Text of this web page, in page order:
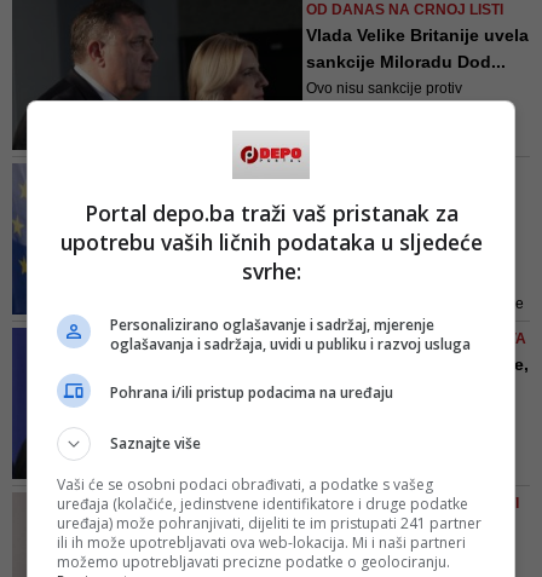
Države (SAD) uvele sankcije
zbog toga što je kao “odgovorna
ili saučesnica direktno ili
OD DANAS NA CRNOJ LISTI
Vlada Velike Britanije uvela
sankcije Miloradu Dod...
Ovo nisu sankcije protiv
svojim funkcijama - navodi se u
saopštenju
sankcija Putinu: 'Nije
Orban t...
dolazi poslije jučerašnje pobjede
premijera Viktora Orbana na
nacionalnim izborima nakon što
nedovoljno oštrog stava o ruskoj
SASTANAK WANGA I LAVROVA
Kina: Osuđujemo sankcije,
želimo podići odnos s
strateško partnerstvo i "jednim
glasom" govoriti o globalnim
stvarima
VIDEO/ RUSIJA NEĆE PRIMATI
ISPLATE U EURIMA I
DOLARIMA
Portal depo.ba traži vaš pristanak za
upotrebu vaših ličnih podataka u sljedeće
svrhe:
Personalizirano oglašavanje i sadržaj, mjerenje
oglašavanja i sadržaja, uvidi u publiku i razvoj usluga
Pohrana i/ili pristup podacima na uređaju
Saznajte više
Vaši će se osobni podaci obrađivati, a podatke s vašeg
uređaja (kolačiće, jedinstvene identifikatore i druge podatke
uređaja) može pohranjivati, dijeliti te im pristupati 241 partner
ili ih može upotrebljavati ova web-lokacija. Mi i naši partneri
možemo upotrebljavati precizne podatke o geolociranju.